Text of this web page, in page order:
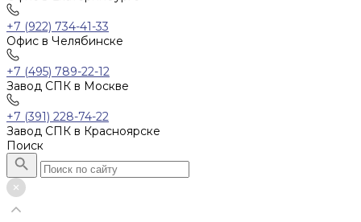
+7 (922) 734-41-33
Офис в Челябинске
+7 (495) 789-22-12
Завод СПК в Москве
+7 (391) 228-74-22
Завод СПК в Красноярске
Поиск